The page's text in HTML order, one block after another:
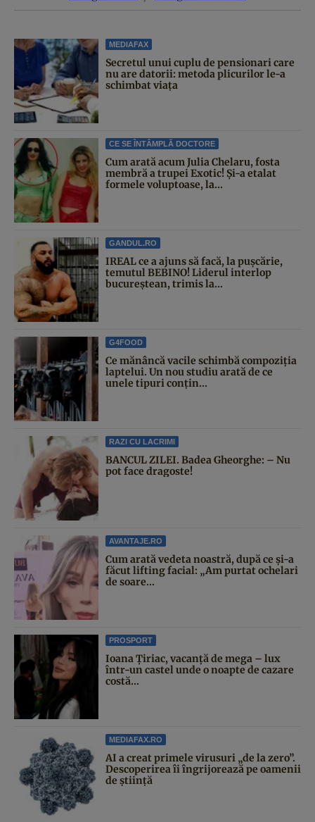
MEDIAFAX
Secretul unui cuplu de pensionari care
nu are datorii: metoda plicurilor le-a
schimbat viața
CE SE ÎNTÂMPLĂ DOCTORE
Cum arată acum Julia Chelaru, fosta
membră a trupei Exotic! Și-a etalat
formele voluptoase, la...
GANDUL.RO
IREAL ce a ajuns să facă, la pușcărie,
temutul BEBINO! Liderul interlop
bucureștean, trimis la...
G4FOOD
Ce mănâncă vacile schimbă compoziția
laptelui. Un nou studiu arată de ce
unele tipuri conțin...
RAZI CU LACRIMI
BANCUL ZILEI. Badea Gheorghe: – Nu
pot face dragoste!
AVANTAJE.RO
Cum arată vedeta noastră, după ce și-a
făcut lifting facial: „Am purtat ochelari
de soare...
PROSPORT
Ioana Țiriac, vacanță de mega – lux
într-un castel unde o noapte de cazare
costă...
MEDIAFAX.RO
AI a creat primele virusuri „de la zero”.
Descoperirea îi îngrijorează pe oamenii
de știință